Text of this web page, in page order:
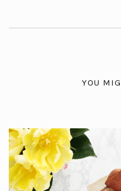
YOU